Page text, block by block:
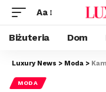
Aa
Biżuteria Dom
Luxury News > Moda >
MODA